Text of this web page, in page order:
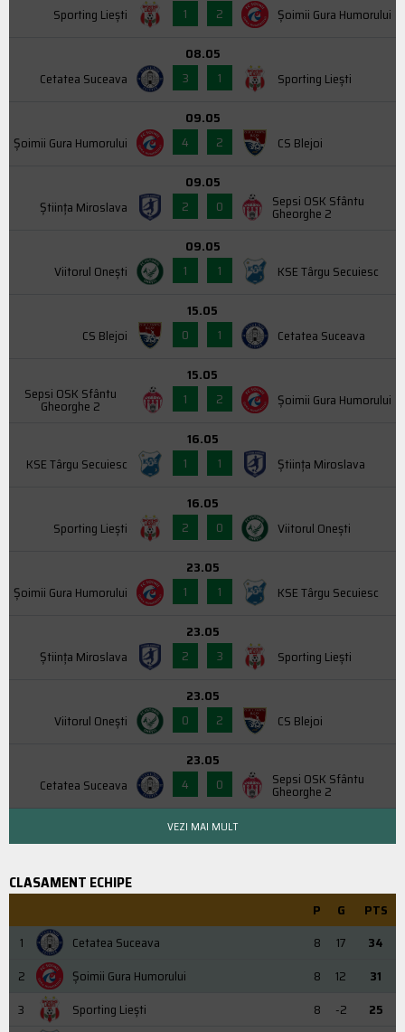
Sporting Liești
1
2 Şoimii Gura Humorului
Cetatea Suceava
08.05
3
1 Sporting Liești
Şoimii Gura Humorului
09.05
4
2 CS Blejoi
Știința Miroslava
09.05
2
0 Sepsi OSK Sfântu
Gheorghe 2
Viitorul Onești
09.05
1
1 KSE Târgu Secuiesc
CS Blejoi
15.05
0
1 Cetatea Suceava
Sepsi OSK Sfântu
Gheorghe 2
15.05
1
2 Şoimii Gura Humorului
KSE Târgu Secuiesc
16.05
1
1 Știința Miroslava
Sporting Liești
16.05
2
0 Viitorul Onești
Şoimii Gura Humorului
23.05
1
1 KSE Târgu Secuiesc
Știința Miroslava
23.05
2
3 Sporting Liești
Viitorul Onești
23.05
0
2 CS Blejoi
Cetatea Suceava
23.05
4
0 Sepsi OSK Sfântu
Gheorghe 2
VEZI MAI MULT
CLASAMENT ECHIPE
P G
PTS
1
Cetatea Suceava 8 17
34
2
Şoimii Gura Humorului 8 12
31
3
Sporting Liești 8 -2 25